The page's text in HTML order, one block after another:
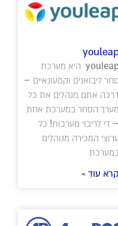
youleap היא מערכת
סחר ליבואנים וקמעונאיים –
דרכה אתם מנהלים את כל
מערך הסחר במערכת אחת
– די לריבוי מערכות! כל
ערוצי המכירה מנוהלים
במערכת
קרא עוד »